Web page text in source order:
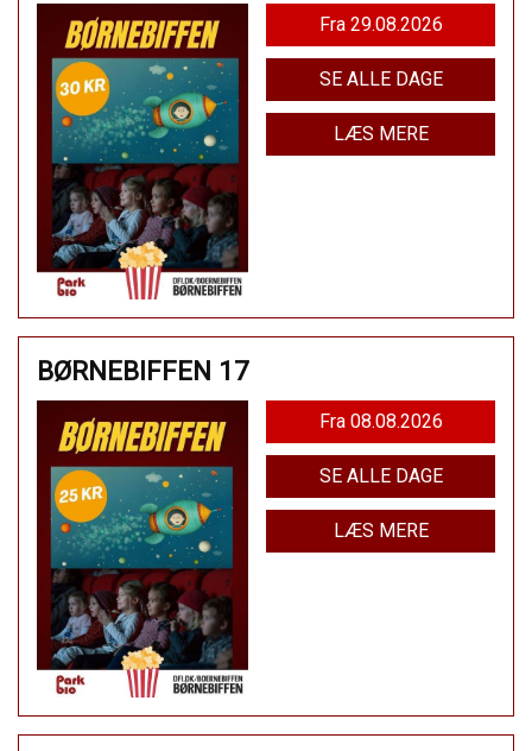
Fra 29.08.2026
SE ALLE DAGE
LÆS MERE
BØRNEBIFFEN 17
Fra 08.08.2026
SE ALLE DAGE
LÆS MERE